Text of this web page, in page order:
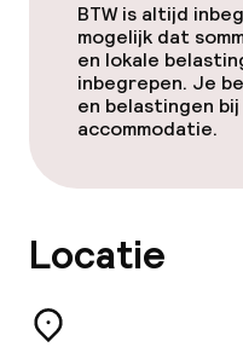
BTW is altijd
mogelijk dat
en lokale
inbegrepen. Je
en belastingen
accommodatie.
Locatie